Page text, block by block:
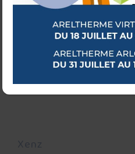
LAVABOS & WC